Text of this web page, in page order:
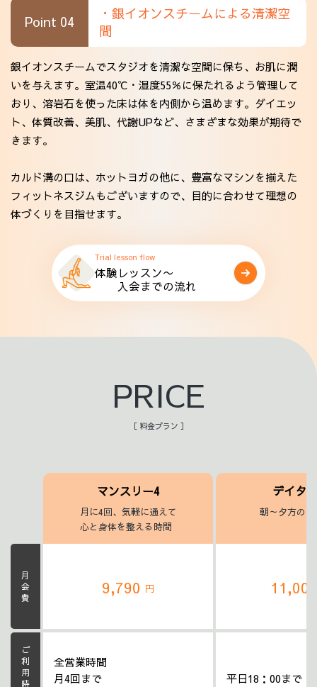
Point 04
・銀イオンスチームによる清潔空
間
銀イオンスチームでスタジオを清潔な空間に保ち、お肌に潤
いを与えます。室温40℃・湿度55％に保たれるよう管理して
おり、溶岩石を使った床は体を内側から温めます。ダイエッ
ト、体質改善、美肌、代謝UPなど、さまざまな効果が期待で
きます。
カルド溝の口は、ホットヨガの他に、豊富なマシンを揃えた
フィットネスジムもございますので、目的に合わせて理想の
体づくりを目指せます。
Trial lesson flow
体験レッスン〜
入会までの流れ
PRICE
［ 料金プラン ］
マンスリー4
月に4回、気軽に通えて
心と身体を整える時間
デイタ
朝～夕方の
月会費 9,790 円
全営業時間
月4回まで
平日18：00まで